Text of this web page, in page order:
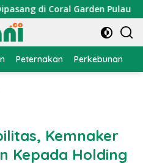
Coral Garden Pulau Barrang
Peternakan Perkebunan
Kemnaker
Kepada Holding